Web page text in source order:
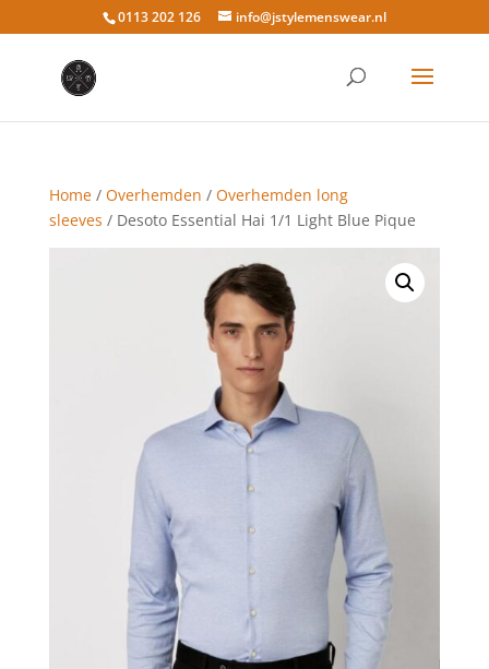
0113 202 126 info@jstylemenswear.nl
Home/ Overhemden / Overhemden long
sleeves / Desoto Essential Hai 1/1 Light Blue Pique